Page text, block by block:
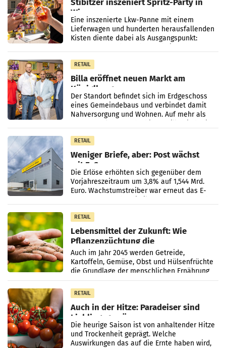
Stibitzer inszeniert Spritz-Party in
Wien
Eine inszenierte Lkw-Panne mit einem
Lieferwagen und hunderten herausfallenden
Kisten diente dabei als Ausgangspunkt:
RETAIL
Billa eröffnet neuen Markt am
Küniglberg
Der Standort befindet sich im Erdgeschoss
eines Gemeindebaus und verbindet damit
Nahversorgung und Wohnen. Auf mehr als
RETAIL
Weniger Briefe, aber: Post wächst
mit E-Commerce
Die Erlöse erhöhten sich gegenüber dem
Vorjahreszeitraum um 3,8% auf 1,544 Mrd.
Euro. Wachstumstreiber war erneut das E-
RETAIL
Lebensmittel der Zukunft: Wie
Pflanzenzüchtung die
Ernährungssicherheit sichert
Auch im Jahr 2045 werden Getreide,
Kartoffeln, Gemüse, Obst und Hülsenfrüchte
die Grundlage der menschlichen Ernährung
bilden. Allerdings verändern sich die
Eigenschaften der Pflanzen
RETAIL
Auch in der Hitze: Paradeiser sind
Lieblingsgemüse
Die heurige Saison ist von anhaltender Hitze
und Trockenheit geprägt. Welche
Auswirkungen das auf die Ernte haben wird,